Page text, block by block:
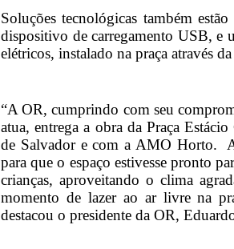
Soluções tecnológicas também
dispositivo de carregamento USB, e
elétricos, instalado na praça através
“A OR, cumprindo com seu
atua, entrega a obra da Praça
de Salvador e com a AMO Horto.
para que o espaço estivesse pronto
crianças, aproveitando o clima
momento de lazer ao ar livre na
destacou o presidente da OR,